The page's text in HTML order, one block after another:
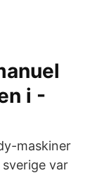
i -
maskiner
var